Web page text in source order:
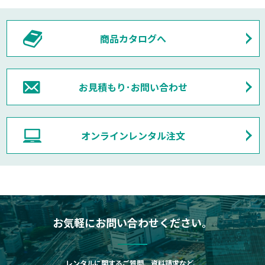
商品カタログへ
お見積もり･お問い合わせ
オンラインレンタル注文
お気軽にお問い合わせください。